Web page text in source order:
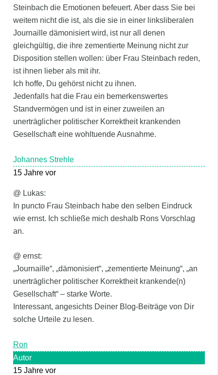
Steinbach die Emotionen befeuert. Aber dass Sie bei
weitem nicht die ist, als die sie in einer linksliberalen
Journaille dämonisiert wird, ist nur all denen
gleichgültig, die ihre zementierte Meinung nicht zur
Disposition stellen wollen: über Frau Steinbach reden,
ist ihnen lieber als mit ihr.
Ich hoffe, Du gehörst nicht zu ihnen.
Jedenfalls hat die Frau ein bemerkenswertes
Standvermögen und ist in einer zuweilen an
unerträglicher politischer Korrektheit krankenden
Gesellschaft eine wohltuende Ausnahme.
Johannes Strehle
15 Jahre vor
@ Lukas:
In puncto Frau Steinbach habe den selben Eindruck
wie ernst. Ich schließe mich deshalb Rons Vorschlag
an.
@ ernst:
„Journaille“, „dämonisiert“, „zementierte Meinung“, „an
unerträglicher politischer Korrektheit krankende(n)
Gesellschaft“ – starke Worte.
Interessant, angesichts Deiner Blog-Beiträge von Dir
solche Urteile zu lesen.
Ron
Autor
15 Jahre vor